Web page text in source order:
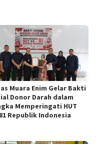
Muara Enim Gelar Bakti
Donor Darah dalam
Memperingati HUT
Republik Indonesia